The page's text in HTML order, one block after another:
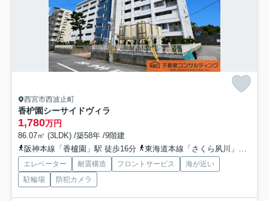
西宮市西波止町
香枦園シーサイドヴィラ
1,780万円
86.07㎡ (3LDK) /築58年 /9階建
阪神本線「香櫨園」駅 徒歩16分
東海道本線「さくら夙川」駅 徒歩20分
エレベーター 耐震構造 フロントサービス
海が近い
駐輪場
防犯カメラ